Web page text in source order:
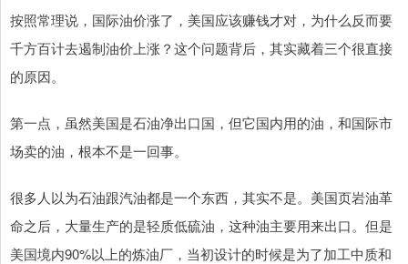
按照常理说，国际油价涨了，美国应该赚钱才对，为什么反而要
千方百计去遏制油价上涨？这个问题背后，其实藏着三个很直接
的原因。
第一点，虽然美国是石油净出口国，但它国内用的油，和国际市
场卖的油，根本不是一回事。
很多人以为石油跟汽油都是一个东西，其实不是。美国页岩油革
命之后，大量生产的是轻质低硫油，这种油主要用来出口。但是
美国境内90%以上的炼油厂，当初设计的时候是为了加工中质和